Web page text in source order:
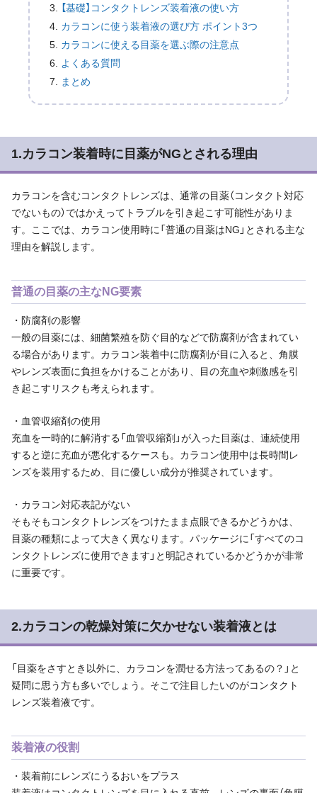
【基礎】コンタクトレンズ装着液の使い方
カラコンに使う装着液の選び方 ポイント3つ
カラコンに使える目薬を選ぶ際の注意点
よくある質問
まとめ
1.カラコン装着時に目薬がNGとされる理由
カラコンを含むコンタクトレンズは、通常の目薬（コンタクト対応
でないもの）ではかえってトラブルを引き起こす可能性がありま
す。ここでは、カラコン使用時に「普通の目薬はNG」とされる主な
理由を解説します。
普通の目薬の主なNG要素
・防腐剤の影響
一般の目薬には、細菌繁殖を防ぐ目的などで防腐剤が含まれてい
る場合があります。カラコン装着中に防腐剤が目に入ると、角膜
やレンズ表面に負担をかけることがあり、目の充血や刺激感を引
き起こすリスクも考えられます。
・血管収縮剤の使用
充血を一時的に解消する「血管収縮剤」が入った目薬は、連続使用
すると逆に充血が悪化するケースも。カラコン使用中は長時間レ
ンズを装用するため、目に優しい成分が推奨されています。
・カラコン対応表記がない
そもそもコンタクトレンズをつけたまま点眼できるかどうかは、
目薬の種類によって大きく異なります。パッケージに「すべてのコ
ンタクトレンズに使用できます」と明記されているかどうかが非常
に重要です。
2.カラコンの乾燥対策に欠かせない装着液とは
「目薬をさすとき以外に、カラコンを潤せる方法ってあるの？」と
疑問に思う方も多いでしょう。そこで注目したいのがコンタクト
レンズ装着液です。
装着液の役割
・装着前にレンズにうるおいをプラス